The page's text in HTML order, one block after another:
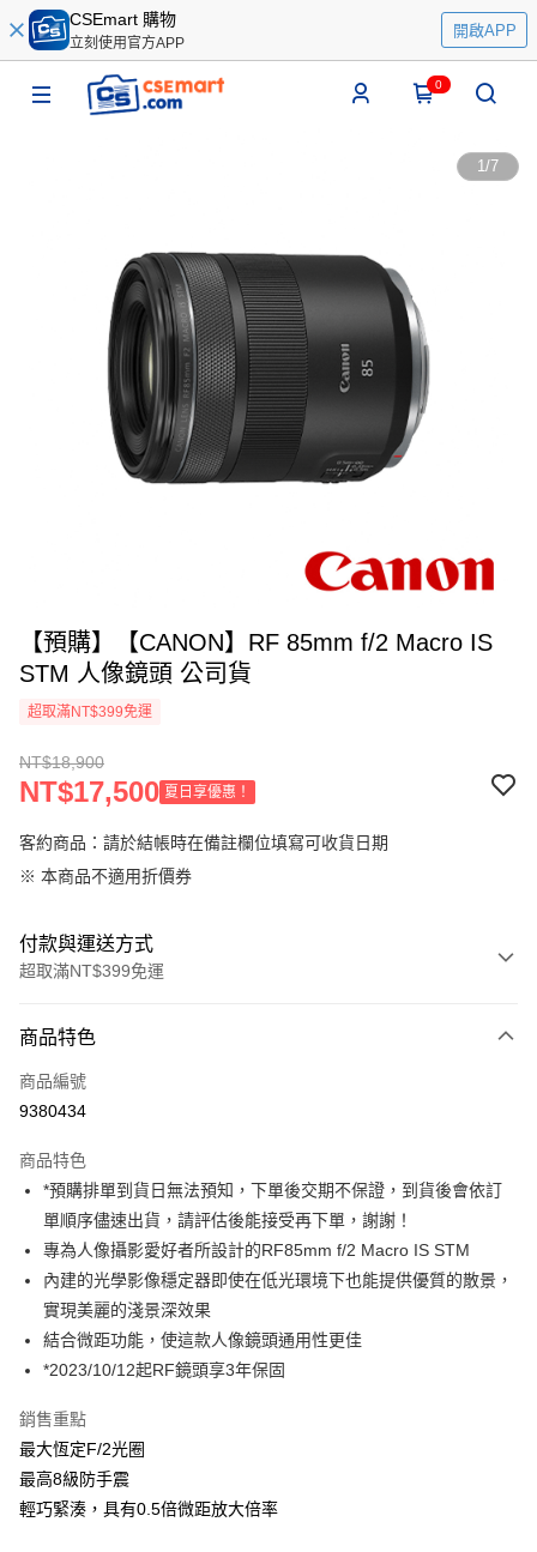
CSEmart 購物
立刻使用官方APP
開啟APP
0
1/7
【預購】【CANON】RF 85mm f/2 Macro IS
STM 人像鏡頭 公司貨
超取滿NT$399免運
NT$18,900
NT$17,500 夏日享優惠！
客約商品：請於結帳時在備註欄位填寫可收貨日期
※ 本商品不適用折價券
付款與運送方式
超取滿NT$399免運
信用卡一次付款
信用卡分期付款
合作金庫商業銀行
華南商業銀行
彰化商業銀行
上海商業儲蓄銀行
台北富邦商業銀行
國泰世華商業銀行
兆豐國際商業銀行
臺灣中小企業銀行
台中商業銀行
匯豐（台灣）商業銀行
聯邦商業銀行
元大商業銀行
永豐商業銀行
玉山商業銀行
台灣樂天信用卡公司
6 期 0 利率 每期
華南商業銀行
彰化商業銀行
上海商業儲蓄銀行
台北富邦商業銀行
國泰世華商業銀行
兆豐國際商業銀行
臺灣中小企業銀行
匯豐（台灣）商業銀行
華泰商業銀行
玉山商業銀行
台灣樂天信用卡公司
12 期 0 利率 每期 NT$1,575 21家銀行
合作金庫商業銀行
第一商業銀行
上海商業儲蓄銀行
台北富邦商業銀行
國泰世華商業銀行
臺灣中小企業銀行
台中商業銀行
匯豐（台灣）商業銀行
元大商業銀行
玉山商業銀行
台新國際商業銀行
超商取貨付款
LINE Pay
Apple Pay
街口支付
悠遊付
Google Pay
全支付
商品特色
商品編號
9380434
商品特色
*預購排單到貨日無法預知，下單後交期不保證，到貨後會依訂
單順序儘速出貨，請評估後能接受再下單，謝謝！
專為人像攝影愛好者所設計的RF85mm f/2 Macro IS STM
內建的光學影像穩定器即使在低光環境下也能提供優質的散景，
實現美麗的淺景深效果
結合微距功能，使這款人像鏡頭通用性更佳
*2023/10/12起RF鏡頭享3年保固
銷售重點
最大恆定F/2光圈
最高8級防手震
輕巧緊湊，具有0.5倍微距放大倍率